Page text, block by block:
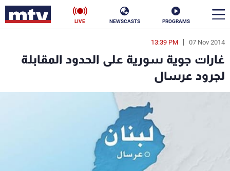
PROGRAMS
NEWSCASTS
LIVE
07 Nov 2014
13:39 PM
غارات جوية سورية على الحدود المقابلة
لجرود عرسال
en
الأخبار
سياسة ناس
رياضة